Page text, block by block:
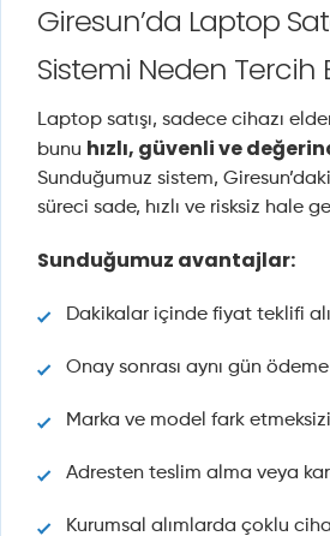
Giresun’da Laptop
Sistemi Neden Tercih
Laptop satışı, sadece cihazı
bunu hızlı, güvenli ve
Sunduğumuz sistem,
süreci sade, hızlı ve risksiz hale
Sunduğumuz avantajlar:
Dakikalar içinde fiyat teklifi
Onay sonrası aynı gün ödeme
Marka ve model fark
Adresten teslim alma veya
Kurumsal alımlarda çoklu